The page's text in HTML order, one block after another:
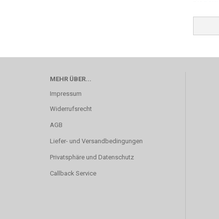
MEHR ÜBER...
Impressum
Widerrufsrecht
AGB
Liefer- und Versandbedingungen
Privatsphäre und Datenschutz
Callback Service